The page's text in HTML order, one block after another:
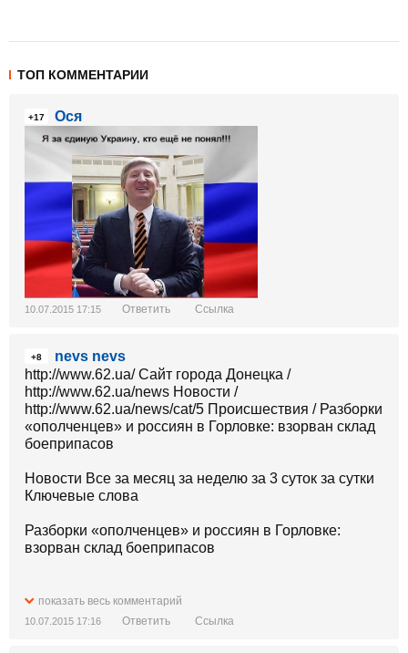
ТОП КОММЕНТАРИИ
+17 Ося
10.07.2015 17:15 Ответить Ссылка
+8
nevs nevs
http://www.62.ua/ Сайт города Донецка /
http://www.62.ua/news Новости /
http://www.62.ua/news/cat/5 Происшествия / Разборки
«ополченцев» и россиян в Горловке: взорван склад
боеприпасов
Новости Все за месяц за неделю за 3 суток за сутки
Ключевые слова
Разборки «ополченцев» и россиян в Горловке:
взорван склад боеприпасов
http://www.62.ua/news/print/885719
показать весь комментарий
10.07.2015 17:16 Ответить Ссылка